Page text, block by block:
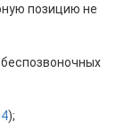
позицию не
);